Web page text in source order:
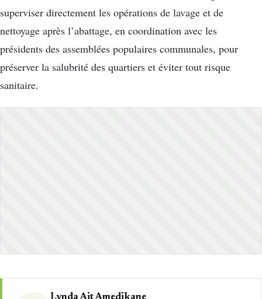
superviser directement les opérations de lavage et de
nettoyage après l’abattage, en coordination avec les
présidents des assemblées populaires communales, pour
préserver la salubrité des quartiers et éviter tout risque
sanitaire.
Lynda Ait Amedjkane